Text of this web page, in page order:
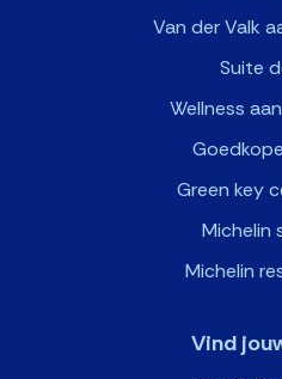
Van der Valk
Suite
Wellness
Green key
Michelin
Michelin
Vind